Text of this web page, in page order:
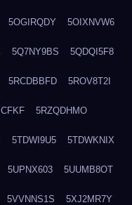
5OGIRQDY 5OIXNVW6
5Q7NY9BS 5QDQI5F8
5RCDBBFD 5ROV8T2I
5RZQDHMO
5TDWI9U5 5TDWKNIX
5UPNX603 5UUMB8OT
5VVNNS1S 5XJ2MR7Y